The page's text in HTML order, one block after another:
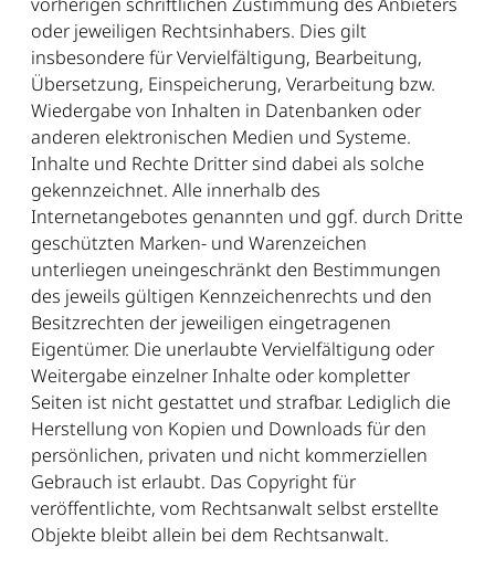
oder jeweiligen Rechtsinhabers. Dies gilt
insbesondere für Vervielfältigung, Bearbeitung,
Übersetzung, Einspeicherung, Verarbeitung bzw.
Wiedergabe von Inhalten in Datenbanken oder
anderen elektronischen Medien und Systeme.
Inhalte und Rechte Dritter sind dabei als solche
gekennzeichnet. Alle innerhalb des
Internetangebotes genannten und ggf. durch Dritte
geschützten Marken- und Warenzeichen
unterliegen uneingeschränkt den Bestimmungen
des jeweils gültigen Kennzeichenrechts und den
Besitzrechten der jeweiligen eingetragenen
Eigentümer. Die unerlaubte Vervielfältigung oder
Weitergabe einzelner Inhalte oder kompletter
Seiten ist nicht gestattet und strafbar. Lediglich die
Herstellung von Kopien und Downloads für den
persönlichen, privaten und nicht kommerziellen
Gebrauch ist erlaubt. Das Copyright für
veröffentlichte, vom Rechtsanwalt selbst erstellte
Objekte bleibt allein bei dem Rechtsanwalt.